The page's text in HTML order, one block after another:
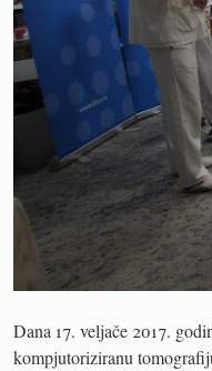
Dana 17. veljače 2017.
kompjutoriziranu